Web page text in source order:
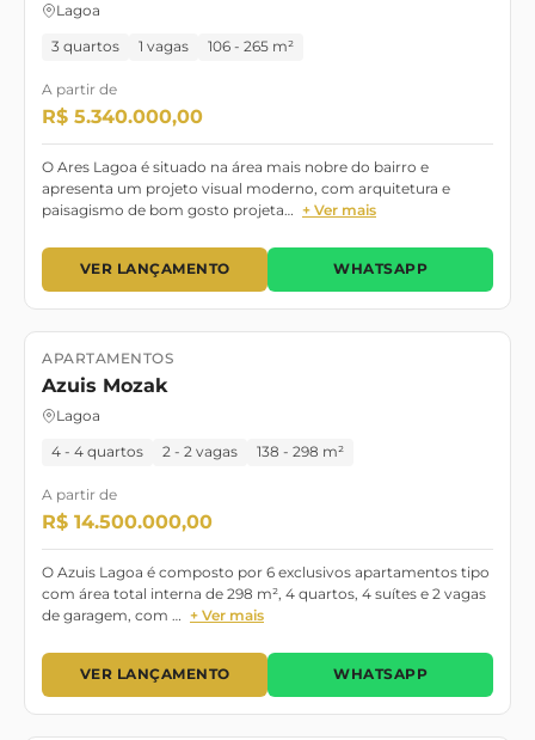
em um dos bairros mais valorizados do Rio de Janeiro.
Lagoa
3 quartos 1 vagas 106 - 265 m²
A partir de
R$ 5.340.000,00
O Ares Lagoa é situado na área mais nobre do bairro e
apresenta um projeto visual moderno, com arquitetura e
paisagismo de bom gosto projeta… + Ver mais
VER LANÇAMENTO WHATSAPP
Lançamento Pronto para morar
APARTAMENTOS
Azuis Mozak
Lagoa
4 - 4 quartos 2 - 2 vagas 138 - 298 m²
A partir de
R$ 14.500.000,00
O Azuis Lagoa é composto por 6 exclusivos apartamentos tipo
com área total interna de 298 m², 4 quartos, 4 suítes e 2 vagas
de garagem, com … + Ver mais
VER LANÇAMENTO WHATSAPP